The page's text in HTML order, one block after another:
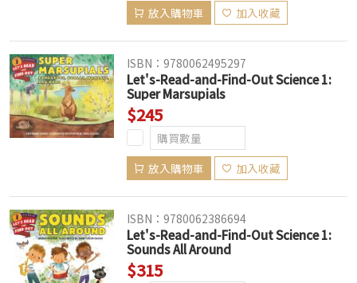
放入購物車 加入收藏
ISBN：9780062495297
Let's-Read-and-Find-Out Science 1:
Super Marsupials
$245
放入購物車 加入收藏
ISBN：9780062386694
Let's-Read-and-Find-Out Science 1:
Sounds All Around
$315